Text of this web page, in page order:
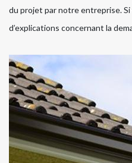
du projet par notre entreprise. Si
d’explications concernant la